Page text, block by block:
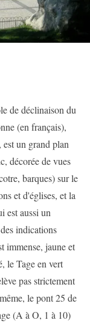
de déclinaison du
(en français),
un grand plan
décorée de vues
barques) sur le
et d'églises, et la
est aussi un
indications
immense, jaune et
le Tage en vert
pas strictement
le pont 25 de
(A à O, 1 à 10)